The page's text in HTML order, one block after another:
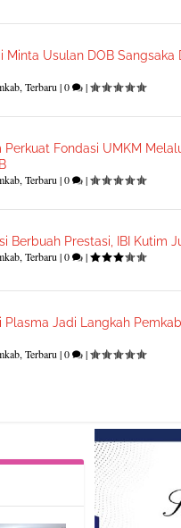
Minta Usulan DOB Sangsaka
, Terbaru |0 |
Perkuat Fondasi UMKM
, Terbaru |0 |
Berbuah Prestasi, IBI Kutim
, Terbaru |0 |
Plasma Jadi Langkah
, Terbaru |0 |